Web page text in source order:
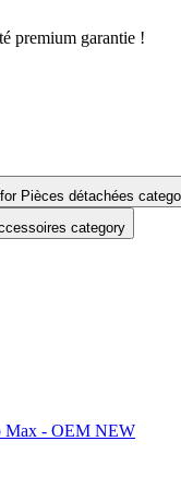
sérénité !
Pièces détachées
category
Max - OEM NEW